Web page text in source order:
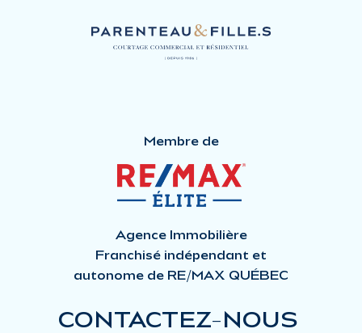
Membre de
Agence Immobilière
Franchisé indépendant et
autonome de RE/MAX QUÉBEC
CONTACTEZ-NOUS